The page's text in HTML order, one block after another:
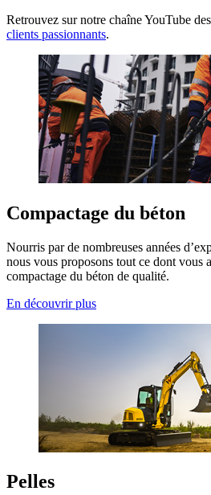
Retrouvez sur notre chaîne YouTube des
clients passionnants.
Compactage du béton
Nourris par de nombreuses années
nous vous proposons tout ce dont vous
compactage du béton de qualité.
En découvrir plus
Pelles